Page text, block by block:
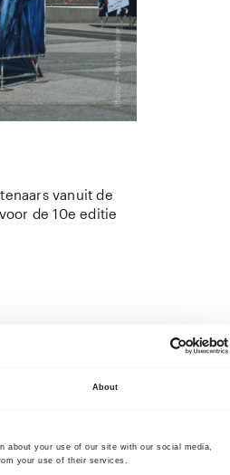
About
about your use of our site with our social media,
your use of their services.
vanuit de
de 10e editie
Curator